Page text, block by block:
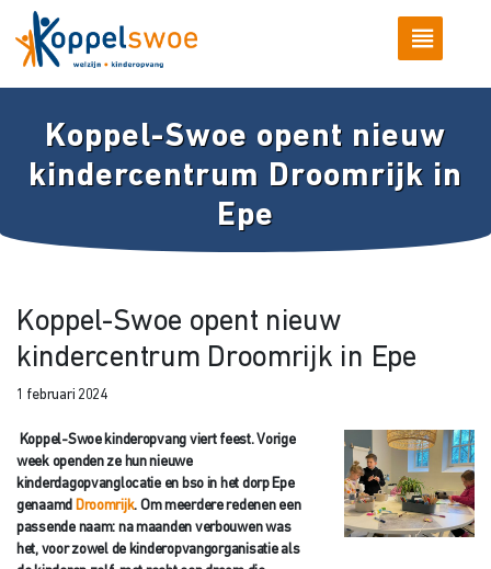
Koppel-Swoe opent nieuw
kindercentrum Droomrijk in
Epe
Koppel-Swoe opent nieuw
kindercentrum Droomrijk in Epe
1 februari 2024
Koppel-Swoe kinderopvang viert feest. Vorige
week openden ze hun nieuwe
kinderdagopvanglocatie en bso in het dorp Epe
genaamd Droomrijk. Om meerdere redenen een
passende naam: na maanden verbouwen was
het, voor zowel de kinderopvangorganisatie als